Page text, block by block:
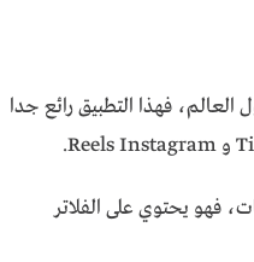
فهذا التطبيق رائع جدا
فهو يحتوي على الفلاتر